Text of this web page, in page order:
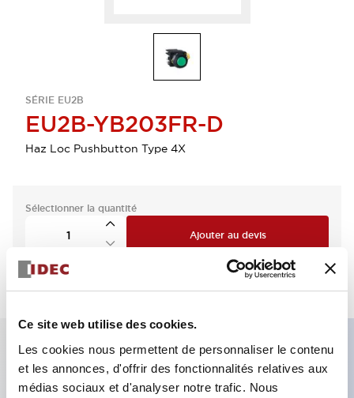
Ce site web utilise des cookies.
Les cookies nous permettent de personnaliser le contenu
et les annonces, d'offrir des fonctionnalités relatives aux
médias sociaux et d'analyser notre trafic. Nous
SÉRIE EU2B
EU2B-YB203FR-D
Haz Loc Pushbutton Type 4X
Sélectionner la quantité
Ajouter au devis
Caractéristiques clés